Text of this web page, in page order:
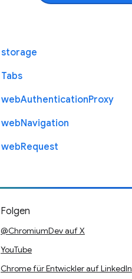
storage
Tabs
webAuthenticationProxy
webNavigation
webRequest
Folgen
@ChromiumDev auf X
YouTube
Chrome für Entwickler auf LinkedIn